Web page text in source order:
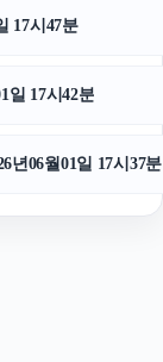
17시47분
일 17시42분
년06월01일 17시37분